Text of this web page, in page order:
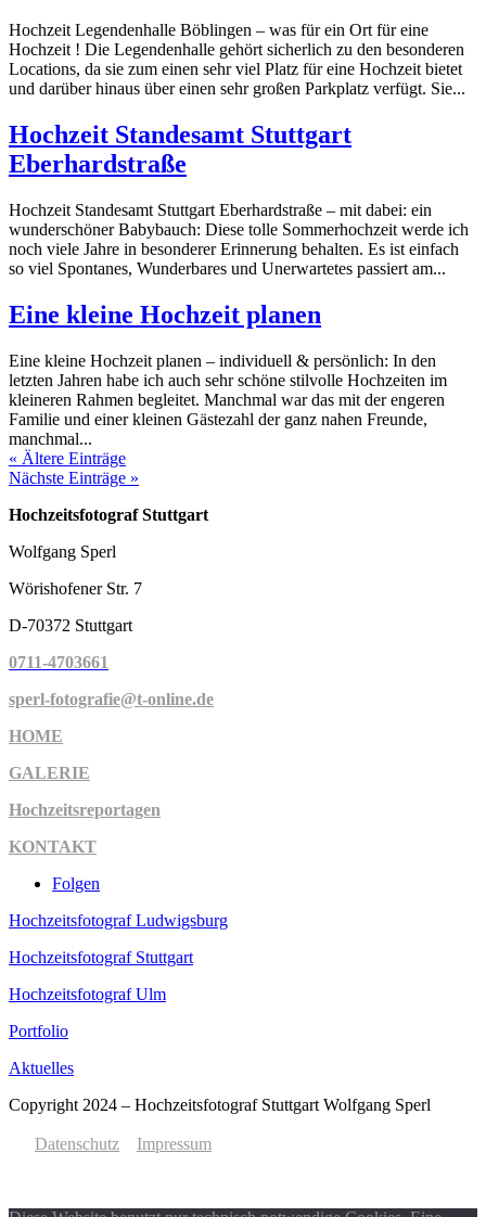
Hochzeit Legendenhalle Böblingen – was für ein Ort für eine
Hochzeit ! Die Legendenhalle gehört sicherlich zu den besonderen
Locations, da sie zum einen sehr viel Platz für eine Hochzeit bietet
und darüber hinaus über einen sehr großen Parkplatz verfügt. Sie...
Hochzeit Standesamt Stuttgart
Eberhardstraße
Hochzeit Standesamt Stuttgart Eberhardstraße – mit dabei: ein
wunderschöner Babybauch: Diese tolle Sommerhochzeit werde ich
noch viele Jahre in besonderer Erinnerung behalten. Es ist einfach
so viel Spontanes, Wunderbares und Unerwartetes passiert am...
Eine kleine Hochzeit planen
Eine kleine Hochzeit planen – individuell & persönlich: In den
letzten Jahren habe ich auch sehr schöne stilvolle Hochzeiten im
kleineren Rahmen begleitet. Manchmal war das mit der engeren
Familie und einer kleinen Gästezahl der ganz nahen Freunde,
manchmal...
« Ältere Einträge
Nächste Einträge »
Hochzeitsfotograf Stuttgart
Wolfgang Sperl
Wörishofener Str. 7
D-70372 Stuttgart
0711-4703661
sperl-fotografie@t-online.de
HOME
GALERIE
Hochzeitsreportagen
KONTAKT
Folgen
Hochzeitsfotograf Ludwigsburg
Hochzeitsfotograf Stuttgart
Hochzeitsfotograf Ulm
Portfolio
Aktuelles
Copyright 2024 – Hochzeitsfotograf Stuttgart Wolfgang Sperl
Datenschutz Impressum